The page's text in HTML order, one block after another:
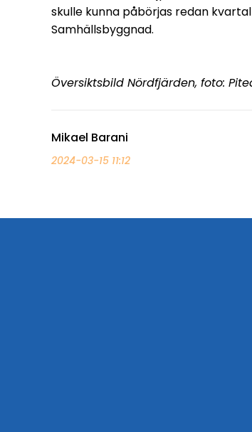
skulle kunna påbörjas redan
Samhällsbyggnad.
Översiktsbild Nördfjärden, foto:
Mikael Barani
2024-03-15 11:12